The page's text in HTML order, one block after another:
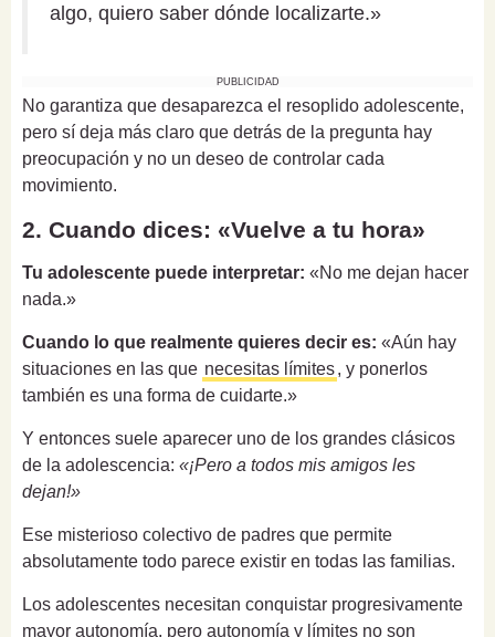
algo, quiero saber dónde localizarte.»
PUBLICIDAD
No garantiza que desaparezca el resoplido adolescente,
pero sí deja más claro que detrás de la pregunta hay
preocupación y no un deseo de controlar cada
movimiento.
2. Cuando dices: «Vuelve a tu hora»
Tu adolescente puede interpretar: «No me dejan hacer
nada.»
Cuando lo que realmente quieres decir es: «Aún hay
situaciones en las que necesitas límites, y ponerlos
también es una forma de cuidarte.»
Y entonces suele aparecer uno de los grandes clásicos
de la adolescencia: «¡Pero a todos mis amigos les
dejan!»
Ese misterioso colectivo de padres que permite
absolutamente todo parece existir en todas las familias.
Los adolescentes necesitan conquistar progresivamente
mayor autonomía, pero autonomía y límites no son